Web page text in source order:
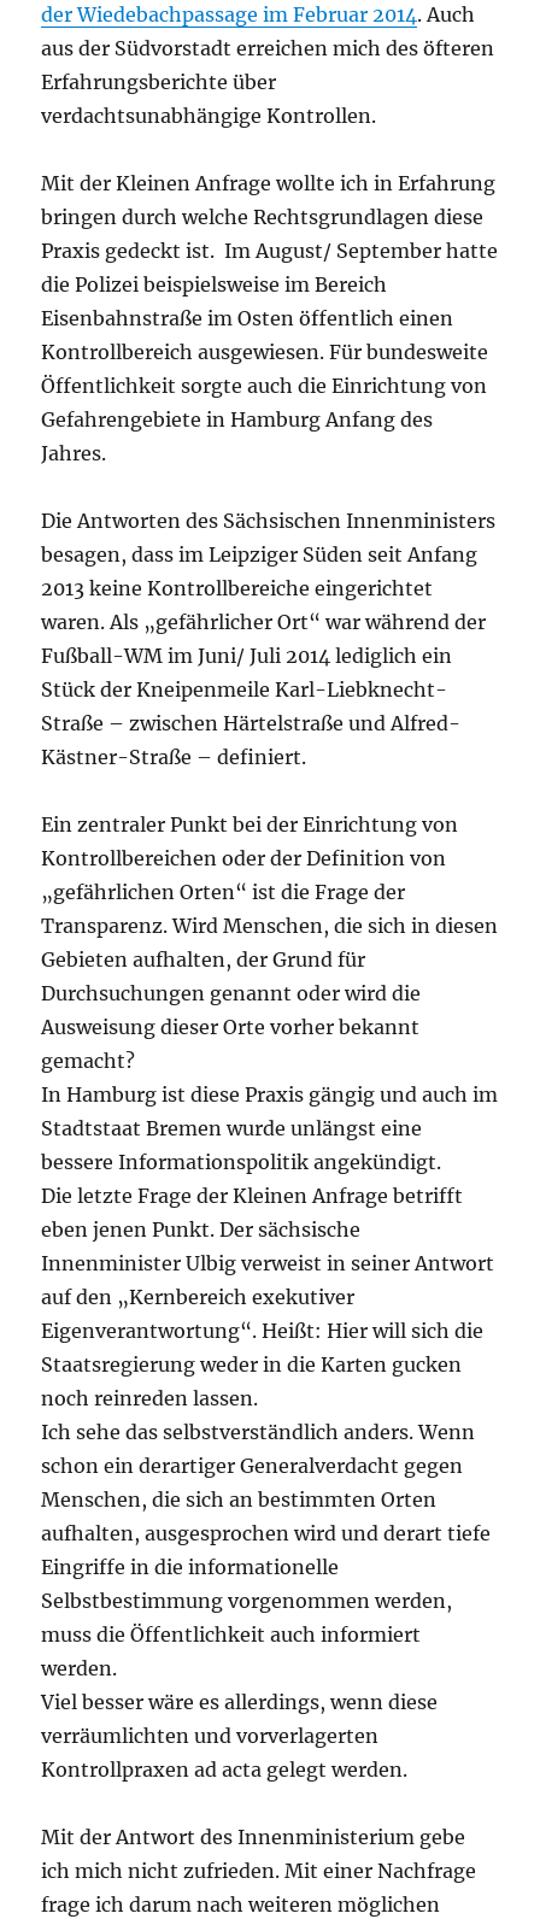
der Wiedebachpassage im Februar 2014. Auch
aus der Südvorstadt erreichen mich des öfteren
Erfahrungsberichte über
verdachtsunabhängige Kontrollen.
Mit der Kleinen Anfrage wollte ich in Erfahrung
bringen durch welche Rechtsgrundlagen diese
Praxis gedeckt ist. Im August/ September hatte
die Polizei beispielsweise im Bereich
Eisenbahnstraße im Osten öffentlich einen
Kontrollbereich ausgewiesen. Für bundesweite
Öffentlichkeit sorgte auch die Einrichtung von
Gefahrengebiete in Hamburg Anfang des
Jahres.
Die Antworten des Sächsischen Innenministers
besagen, dass im Leipziger Süden seit Anfang
2013 keine Kontrollbereiche eingerichtet
waren. Als „gefährlicher Ort“ war während der
Fußball-WM im Juni/ Juli 2014 lediglich ein
Stück der Kneipenmeile Karl-Liebknecht-
Straße – zwischen Härtelstraße und Alfred-
Kästner-Straße – definiert.
Ein zentraler Punkt bei der Einrichtung von
Kontrollbereichen oder der Definition von
„gefährlichen Orten“ ist die Frage der
Transparenz. Wird Menschen, die sich in diesen
Gebieten aufhalten, der Grund für
Durchsuchungen genannt oder wird die
Ausweisung dieser Orte vorher bekannt
gemacht?
In Hamburg ist diese Praxis gängig und auch im
Stadtstaat Bremen wurde unlängst eine
bessere Informationspolitik angekündigt.
Die letzte Frage der Kleinen Anfrage betrifft
eben jenen Punkt. Der sächsische
Innenminister Ulbig verweist in seiner Antwort
auf den „Kernbereich exekutiver
Eigenverantwortung“. Heißt: Hier will sich die
Staatsregierung weder in die Karten gucken
noch reinreden lassen.
Ich sehe das selbstverständlich anders. Wenn
schon ein derartiger Generalverdacht gegen
Menschen, die sich an bestimmten Orten
aufhalten, ausgesprochen wird und derart tiefe
Eingriffe in die informationelle
Selbstbestimmung vorgenommen werden,
muss die Öffentlichkeit auch informiert
werden.
Viel besser wäre es allerdings, wenn diese
verräumlichten und vorverlagerten
Kontrollpraxen ad acta gelegt werden.
Mit der Antwort des Innenministerium gebe
ich mich nicht zufrieden. Mit einer Nachfrage
frage ich darum nach weiteren möglichen